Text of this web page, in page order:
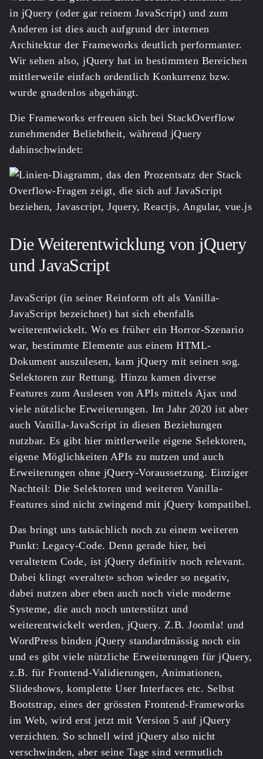
in jQuery (oder gar reinem JavaScript) und zum
Anderen ist dies auch aufgrund der internen
Architektur der Frameworks deutlich performanter.
Wir sehen also, jQuery hat in bestimmten Bereichen
mittlerweile einfach ordentlich Konkurrenz bzw.
wurde gnadenlos abgehängt.
Die Frameworks erfreuen sich bei StackOverflow
zunehmender Beliebtheit, während jQuery
dahinschwindet:
Die Weiterentwicklung von jQuery
und JavaScript
JavaScript (in seiner Reinform oft als Vanilla-
JavaScript bezeichnet) hat sich ebenfalls
weiterentwickelt. Wo es früher ein Horror-Szenario
war, bestimmte Elemente aus einem HTML-
Dokument auszulesen, kam jQuery mit seinen sog.
Selektoren zur Rettung. Hinzu kamen diverse
Features zum Auslesen von APIs mittels Ajax und
viele nützliche Erweiterungen. Im Jahr 2020 ist aber
auch Vanilla-JavaScript in diesen Beziehungen
nutzbar. Es gibt hier mittlerweile eigene Selektoren,
eigene Möglichkeiten APIs zu nutzen und auch
Erweiterungen ohne jQuery-Voraussetzung. Einziger
Nachteil: Die Selektoren und weiteren Vanilla-
Features sind nicht zwingend mit jQuery kompatibel.
Das bringt uns tatsächlich noch zu einem weiteren
Punkt: Legacy-Code. Denn gerade hier, bei
veraltetem Code, ist jQuery definitiv noch relevant.
Dabei klingt «veraltet» schon wieder so negativ,
dabei nutzen aber eben auch noch viele moderne
Systeme, die auch noch unterstützt und
weiterentwickelt werden, jQuery. Z.B. Joomla! und
WordPress binden jQuery standardmässig noch ein
und es gibt viele nützliche Erweiterungen für jQuery,
z.B. für Frontend-Validierungen, Animationen,
Slideshows, komplette User Interfaces etc. Selbst
Bootstrap, eines der grössten Frontend-Frameworks
im Web, wird erst jetzt mit Version 5 auf jQuery
verzichten. So schnell wird jQuery also nicht
verschwinden, aber seine Tage sind vermutlich